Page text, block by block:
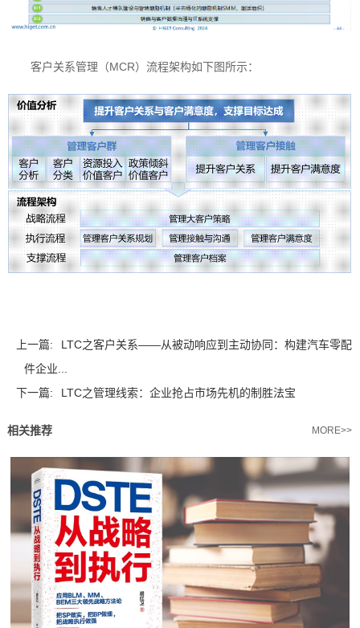
客户关系管理（MCR）流程架构如下图所示：
上一篇:
LTC之客户关系——从被动响应到主动协同：构建汽车零配
件企业...
下一篇:
LTC之管理线索：企业抢占市场先机的制胜法宝
相关推荐 MORE>>